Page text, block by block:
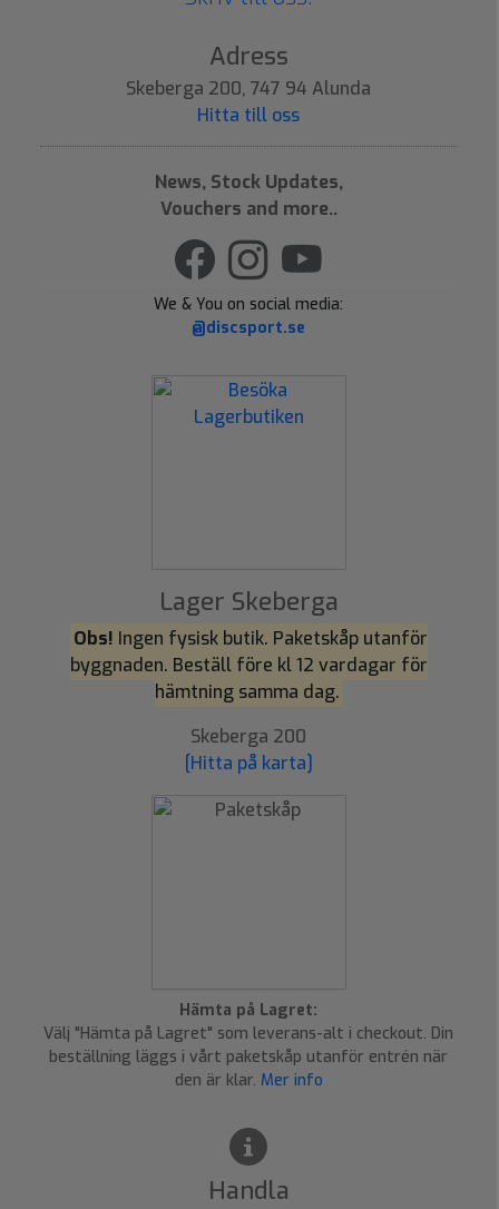
Adress
Skeberga 200, 747 94 Alunda
Hitta till oss
News, Stock Updates,
Vouchers and more..
We & You on social media:
@discsport.se
Lager Skeberga
Obs! Ingen fysisk butik. Paketskåp utanför
byggnaden. Beställ före kl 12 vardagar för
hämtning samma dag.
Skeberga 200
[Hitta på karta]
Hämta på Lagret:
Välj "Hämta på Lagret" som leverans-alt i checkout. Din
beställning läggs i vårt paketskåp utanför entrén när
den är klar. Mer info
Handla